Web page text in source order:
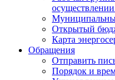
Открытый
Карта
Обращения
Отправить
Порядок и